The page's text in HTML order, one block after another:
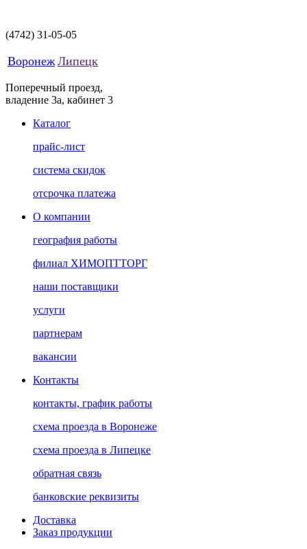
(4742) 31-05-05
Воронеж Липецк
Поперечный проезд,
владение 3а, кабинет 3
Каталог
прайс-лист
система скидок
отсрочка платежа
О компании
география работы
филиал ХИМОПТТОРГ
наши поставщики
услуги
партнерам
вакансии
Контакты
контакты, график работы
схема проезда в Воронеже
схема проезда в Липецке
обратная связь
банковские реквизиты
Доставка
Заказ продукции